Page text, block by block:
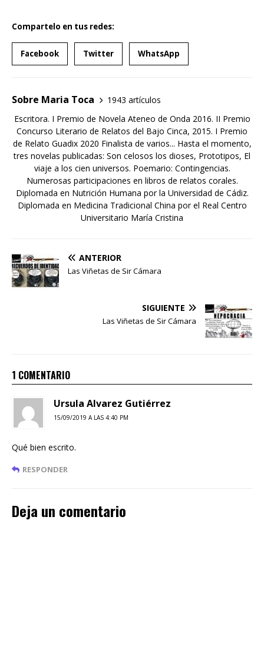
Compartelo en tus redes:
Facebook Twitter WhatsApp
Sobre Maria Toca
1943 artículos
Escritora. I Premio de Novela Ateneo de Onda 2016. II Premio
Concurso Literario de Relatos del Bajo Cinca, 2015. I Premio
de Relato Guadix 2020 Finalista de varios... Hasta el momento,
tres novelas publicadas: Son celosos los dioses, Prototipos, El
viaje a los cien universos. Poemario: Contingencias.
Numerosas participaciones en libros de relatos corales.
Diplomada en Nutrición Humana por la Universidad de Cádiz.
Diplomada en Medicina Tradicional China por el Real Centro
Universitario María Cristina
ANTERIOR
Las Viñetas de Sir Cámara
SIGUIENTE
Las Viñetas de Sir Cámara
1 COMENTARIO
Ursula Alvarez Gutiérrez
15/09/2019 A LAS 4:40 PM
Qué bien escrito.
RESPONDER
Deja un comentario